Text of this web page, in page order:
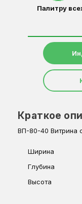
Палитру
Краткое
ВП-80-40 Витрина
Ширина
Глубина
Высота